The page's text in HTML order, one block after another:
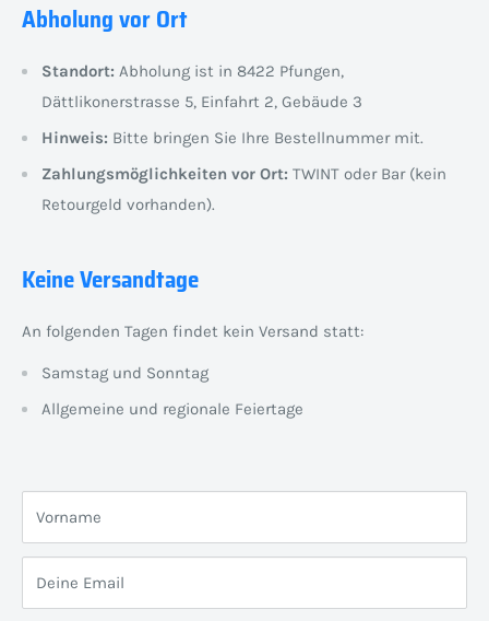
Abholung vor Ort
Standort: Abholung ist in 8422 Pfungen,
Dättlikonerstrasse 5, Einfahrt 2, Gebäude 3
Hinweis: Bitte bringen Sie Ihre Bestellnummer mit.
Zahlungsmöglichkeiten vor Ort: TWINT oder Bar (kein
Retourgeld vorhanden).
Keine Versandtage
An folgenden Tagen findet kein Versand statt:
Samstag und Sonntag
Allgemeine und regionale Feiertage
Vorname
Deine Email